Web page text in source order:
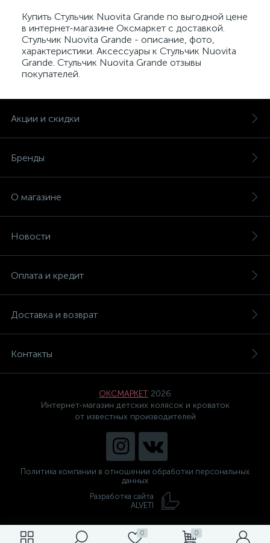
0 0
Купить Стульчик Nuovita Grande по выгодной цене
в интернет-магазине Оксмаркет с доставкой.
Стульчик Nuovita Grande - описание, фото,
характеристики. Аксессуары к Стульчик Nuovita
Grande. Стульчик Nuovita Grande отзывы
покупателей.
Акции и скидки
Бренды
О магазине
Новости
Оплата и кредит
Доставка и возврат
Контакты
ОКСМАРКЕТ 2026
Интернет-магазин детских колясок и кроваток
от известных производителей
Политика компании в отношении обработки персональных
данных
Разработка сайта
ALVETI